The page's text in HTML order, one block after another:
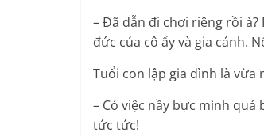
– Đã dẫn đi chơi riêng rồi
đức của cô ấy và gia cảnh.
Tuổi con lập gia đình là vừa
– Có việc nầy bực mình
tức tức!